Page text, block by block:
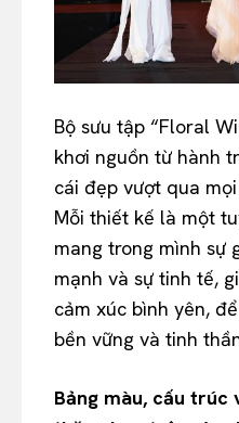
Bộ sưu tập “Floral
khơi nguồn từ hành
cái đẹp vượt qua
Mỗi thiết kế là một
mang trong mình sự
mạnh và sự tinh tế,
cảm xúc bình yên,
bền vững và tinh
Bảng màu, cấu trúc